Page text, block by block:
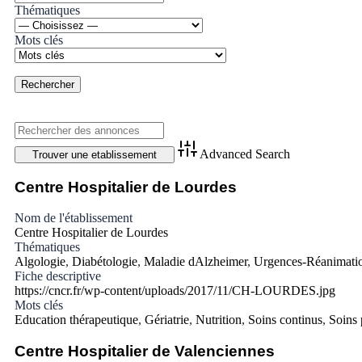
Thématiques
Mots clés
Advanced Search
Centre Hospitalier de Lourdes
Nom de l'établissement
Centre Hospitalier de Lourdes
Thématiques
Algologie, Diabétologie, Maladie dAlzheimer, Urgences-
Fiche descriptive
https://cncr.fr/wp-content/uploads/2017/11/CH-LOURDES.jpg
Mots clés
Education thérapeutique, Gériatrie, Nutrition, Soins continus, Soins
Centre Hospitalier de Valenciennes